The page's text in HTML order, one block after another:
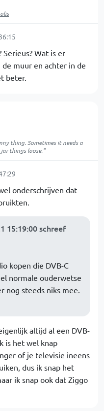
Wat is er
muur en achter in de
beter.
thing. Sometimes it needs a
things loose."
onderschrijven dat
15:19:00 schreef
kopen die DVB-C
normale ouderwetse
nog steeds niks mee.
altijd al een DVB-
is het wel knap
of je televisie ineens
dus ik snap het
ik snap ook dat Ziggo